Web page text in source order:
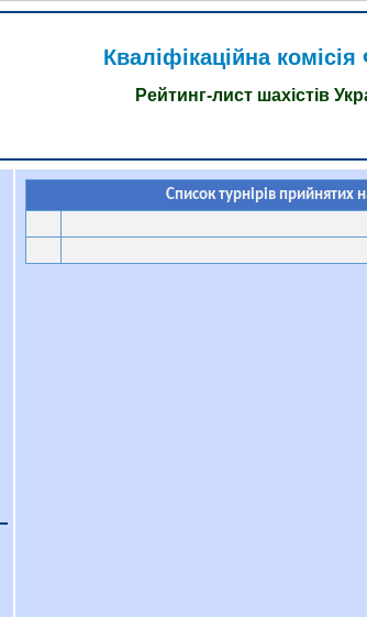
Кваліфікаційна
Рейтинг-лист шахістів